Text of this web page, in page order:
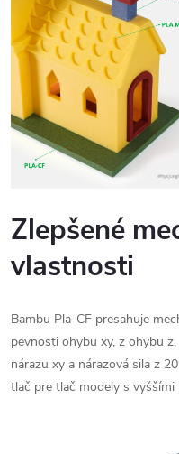
Zlepšené
vlastnosti
Bambu Pla-CF presahuje
pevnosti ohybu xy, z ohybu
nárazu xy a nárazová sila z
tlač pre tlač modely s